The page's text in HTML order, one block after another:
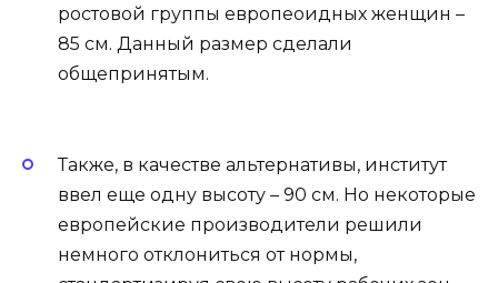
ростовой группы европеоидных женщин –
85 см. Данный размер сделали
общепринятым.
Также, в качестве альтернативы, институт
ввел еще одну высоту – 90 см. Но некоторые
европейские производители решили
немного отклониться от нормы,